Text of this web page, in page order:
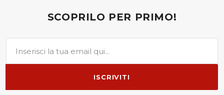
SCOPRILO PER PRIMO!
ISCRIVITI